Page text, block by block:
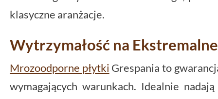
klasyczne aranżacje.
Wytrzymałość na
Mrozoodporne płytki Grespania to
wymagających warunkach. Idealnie